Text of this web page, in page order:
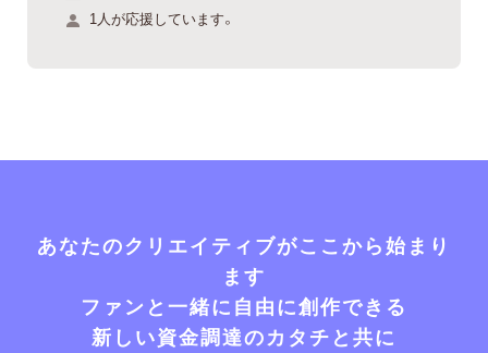
1人が応援しています。
あなたのクリエイティブがここから始まり
ます
ファンと一緒に自由に創作できる
新しい資金調達のカタチと共に